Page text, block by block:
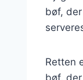
bøf,
Retten
bøf,